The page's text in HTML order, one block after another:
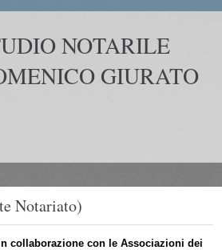
NOTARILE
GIURATO
Notariato)
collaborazione con le Associazioni dei